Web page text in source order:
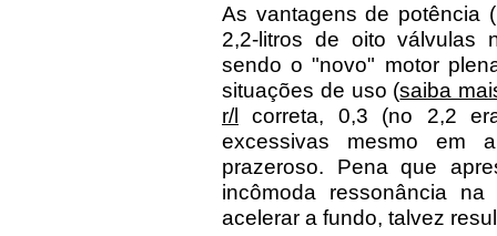
As vantagens de potência
2,2-litros de oito válvulas
sendo o "novo" motor
situações de uso (saiba
r/l correta, 0,3 (no 2,2
excessivas mesmo em
prazeroso. Pena que
incômoda ressonância
acelerar a fundo, talvez